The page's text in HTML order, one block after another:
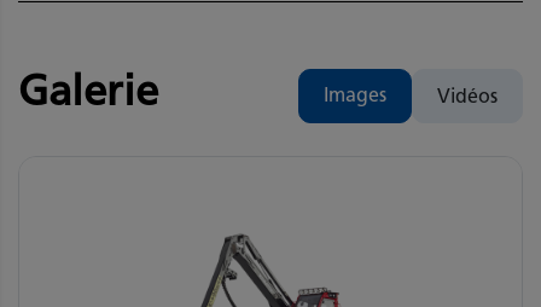
Galerie Images Vidéos